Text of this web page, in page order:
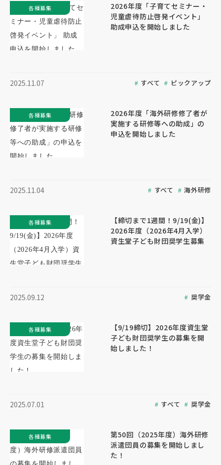
2026年度「子育てセミナー・
児童虐待防止啓発イベント」
助成申込を開始しました
2025.11.07 すべて ピックアップ
各種募集
2026年度「海外研修修了者が
実施する研修等への助成」の
申込を開始しました
2025.11.04 すべて 海外研修
各種募集
【締切まで1週間！9/19(金)】
2026年度（2026年4月入学）
資生堂子ども財団奨学生募集
2025.09.12 奨学金
各種募集
【9/19締切】2026年度資生堂
子ども財団奨学生の募集を開
始しました！
2025.07.01 すべて 奨学金
各種募集
第50回（2025年度）海外研修
派遣団員の募集を開始しまし
た！
各種募集